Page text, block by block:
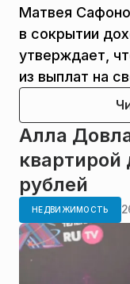
Матвея
в сокрытии
утверждает,
из выплат на
Алла
квартирой
рублей
НЕДВИЖИМОСТЬ